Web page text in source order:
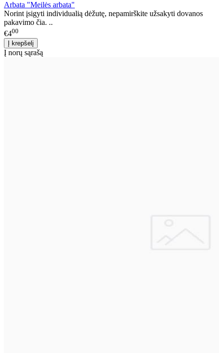
Arbata "Meilės arbata"
Norint įsigyti individualią dėžutę, nepamirškite užsakyti dovanos
pakavimo čia. ..
€400
Į norų sąrašą